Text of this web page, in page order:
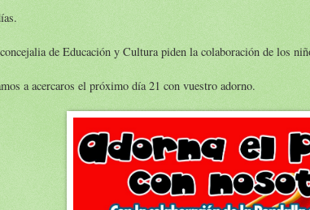
de Educación y Cultura piden la colaboración de los
a acercaros el próximo día 21 con vuestro adorno.